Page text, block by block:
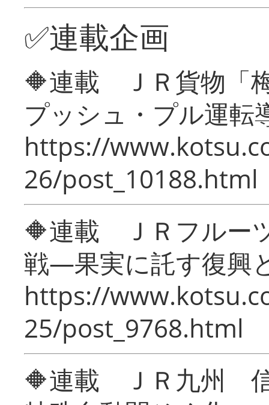
✅連載企画
🔶連載 ＪＲ貨物「
プッシュ・プル運転
https://
26/post_10188.html
🔶連載 ＪＲフルー
戦―果実に託す復興
https://
25/post_9768.html
🔶連載 ＪＲ九州 信